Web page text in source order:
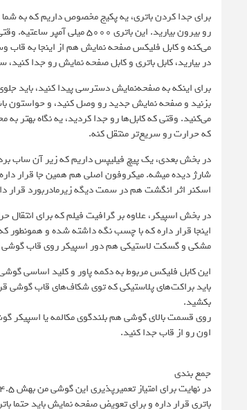
برای جدا کردن باتری، یه پکیج مخصوص داریم که به
رو بیرون بیارید. این
می‌کنه و کابل فلیکس صفحه‌ نمایش هم از اینجا به
در بیارید، کابل باتری و کابل صفحه‌ نمایش رو جدا
برای اینکه به صفحه‌نمایش دسترسی پیدا کنید،
بزنید و صفحه‌ نمایش جدید رو وصل کنید، و حواستون
می‌کنید. وقتی که کابل‌ها رو جدا کردید، یه نگاه بهتر به
که حرارت رو سریع‌تر منتقل کنه.
در بخش بعدی، یک پیچ فیلیپس داریم که زیر آن ساب‌
شارژ دیده میشه. میکروفون اصلی هم همین جا قرار
اسکنر اثر انگشت هم در سمت دیگه زیرمادربورد قرار
در بخش اسپیکر، علاوه بر گرافیت فیلم که برای
اینجا قرار داره که با چسب نگه داشته شده و همونطور
مشکی و گسکت لاستیکی هم دور اسپیکر روی قاب گوشی
این کابل فلیکس مربوط به دکمه پاور و کلید اساسی
باید براکت‌های پلاستیکی که توی شکاف‌های قاب گوشی
بکشید.
روی قسمت بالای گوشی هم بلندگوی مکالمه یا اسپیکر
اون رو از قاب جدا کنید.
جمع‌ بندی